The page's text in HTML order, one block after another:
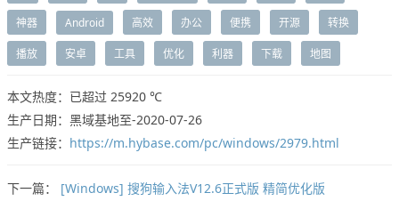
神器 Android 高效 办公 便携 开源 转换
播放 安卓 工具 优化 利器 下载 地图
本文热度：已超过 25920 ℃
生产日期：黑域基地至-2020-07-26
生产链接： https://m.hybase.com/pc/windows/2979.html
下一篇： [Windows] 搜狗输入法V12.6正式版 精简优化版